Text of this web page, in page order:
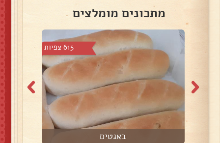
מתכונים מומלצים
615 צפיות
באגטים